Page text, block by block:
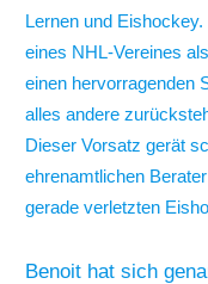
Lernen und
eines NHL-Vereines
einen hervorragenden
alles andere
Dieser Vorsatz gerät
ehrenamtlichen
gerade verletzten
Benoit hat sich